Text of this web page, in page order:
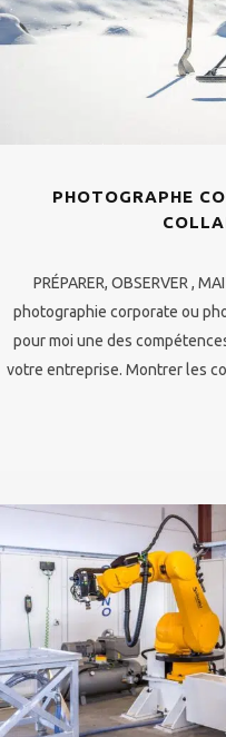
PHOTOGRAPHE
PRÉPARER, OBSERVER ,
photographie corporate ou
pour moi une des
votre entreprise. Montrer les